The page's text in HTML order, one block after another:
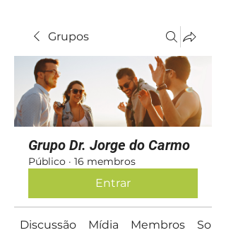
Grupos
Grupo Dr. Jorge do Carmo
Público · 16 membros
Entrar
Discussão Mídia Membros Sobre